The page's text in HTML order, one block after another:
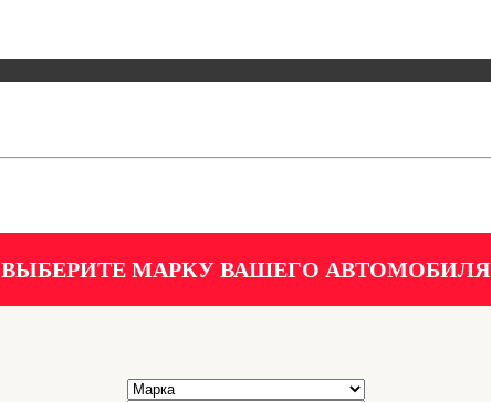
ВЫБЕРИТЕ МАРКУ ВАШЕГО АВТОМОБИЛЯ